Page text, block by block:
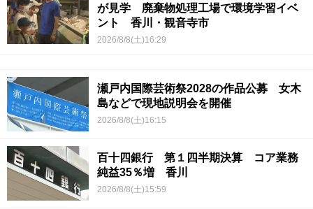
が見学 廃棄物処理工場で環境学習イベ
ント 香川・観音寺市
2026/8/8(土)16:29
瀬戸内国際芸術祭2028の作品公募 女木
島などで現地説明会を開催
2026/8/8(土)16:15
百十四銀行 第１四半期決算 コア業務
純益35％増 香川
2026/8/8(土)15:59